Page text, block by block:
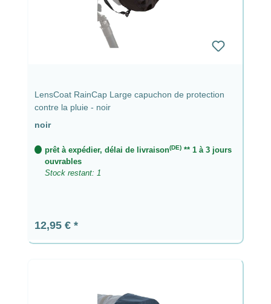
LensCoat RainCap Large capuchon de protection
contre la pluie - noir
noir
prêt à expédier, délai de livraison(DE)** 1 à 3 jours
ouvrables
Stock restant: 1
Prix régulier :
12,95 €